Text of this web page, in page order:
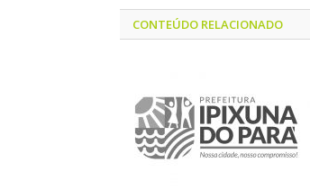
CONTEÚDO RELACIONADO